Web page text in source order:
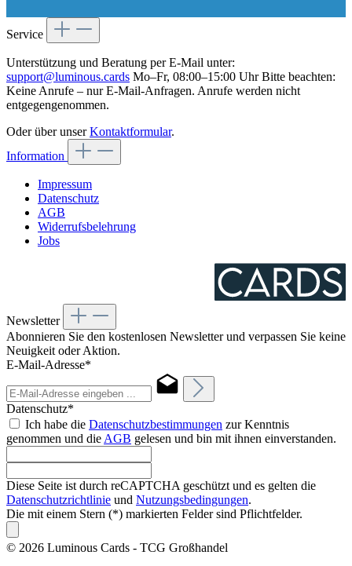
Service
Unterstützung und Beratung per E-Mail unter:
support@luminous.cards Mo–Fr, 08:00–15:00 Uhr Bitte beachten:
Keine Anrufe – nur E-Mail-Anfragen. Anrufe werden nicht
entgegengenommen.
Oder über unserKontaktformular.
Information
Impressum
Datenschutz
AGB
Widerrufsbelehrung
Jobs
Newsletter
Abonnieren Sie den kostenlosen Newsletter und verpassen Sie keine
Neuigkeit oder Aktion.
E-Mail-Adresse*
Datenschutz*
Ich habe die Datenschutzbestimmungen zur Kenntnis
genommen und die AGB gelesen und bin mit ihnen einverstanden.
Diese Seite ist durch reCAPTCHA geschützt und es gelten die
Datenschutzrichtlinie und Nutzungsbedingungen.
Die mit einem Stern (*) markierten Felder sind Pflichtfelder.
© 2026 Luminous Cards - TCG Großhandel